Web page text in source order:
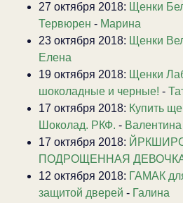
27 октября 2018: Щенки
Тервюрен - Марина
23 октября 2018: Щенки
Елена
19 октября 2018: Щенки
шоколадные и черные! -
17 октября 2018: Купить
Шоколад. РКФ. - Валентина
17 октября 2018:
ПОДРОЩЕННАЯ
12 октября 2018: ГАМАК
защитой дверей - Галина